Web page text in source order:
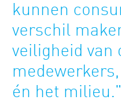
kunnen
verschil
veiligheid van
én het milieu."